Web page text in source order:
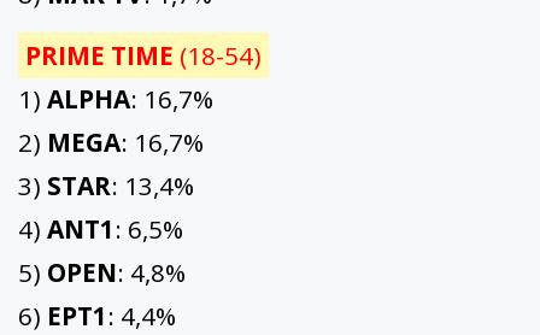
PRIME TIME (18-54)
1) ALPHA: 16,7%
2) MEGA: 16,7%
3) STAR: 13,4%
4) ΑΝΤ1: 6,5%
5) OPEN: 4,8%
6) ΕΡΤ1: 4,4%